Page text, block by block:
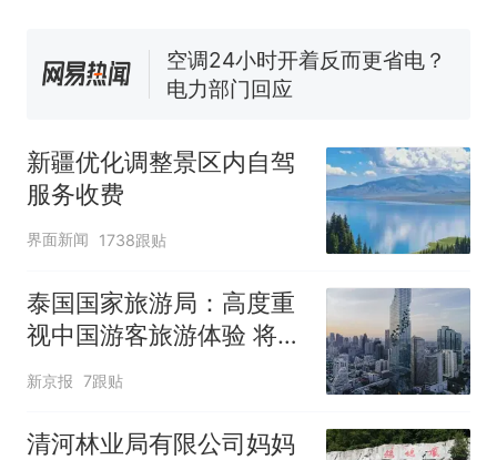
空调24小时开着反而更省电？
电力部门回应
试前13名均遭淘汰？教育局：
已叫停招聘，成立调查组全面
热
十多万人报名的考试，成绩
全部作废，公平么？
新疆优化调整景区内自驾
服务收费
界面新闻 1738跟贴
泰国国家旅游局：高度重
视中国游客旅游体验 将完
善产品和服务
新京报 7跟贴
清河林业局有限公司妈妈